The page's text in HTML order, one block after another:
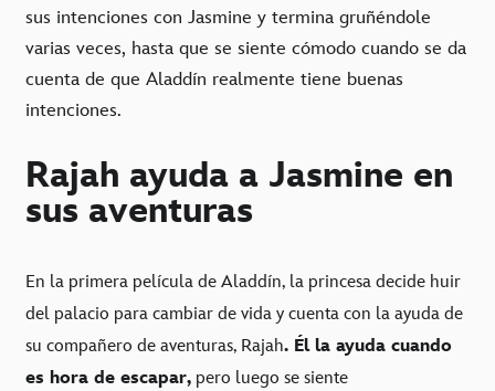
sus intenciones con Jasmine y termina gruñéndole
varias veces, hasta que se siente cómodo cuando se da
cuenta de que Aladdín realmente tiene buenas
intenciones.
Rajah ayuda a Jasmine en
sus aventuras
En la primera película de Aladdín, la princesa decide huir
del palacio para cambiar de vida y cuenta con la ayuda de
su compañero de aventuras, Rajah. Él la ayuda cuando
es hora de escapar, pero luego se siente